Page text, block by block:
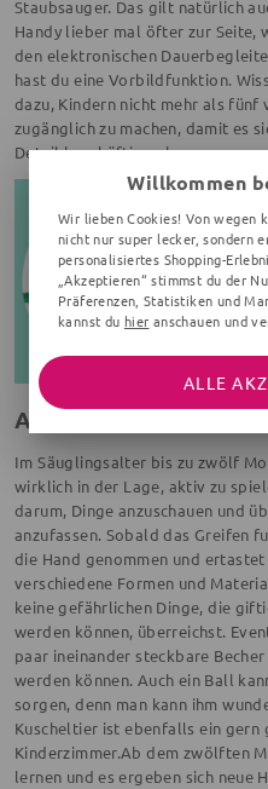
Staubsauger. Das gilt natürlich
Handy lieber mal öfter zur Seite,
den elektronischen
hast du eine Vorbildfunktion.
dazu, Kindern nicht mehr als fünf
zugänglich zu machen, damit es
Detail beschäftigen kann.
Auf das Alter kommt
Im Säuglingsalter bis zu zwölf
wirklich in der Lage, aktiv zu
darum, Dinge anzuschauen und
anzufassen. Sobald das Greifen
die Hand genommen und
verschiedene Formen und
keine gefährlichen Dinge, die
werden können, überreichst.
paar ineinander steckbare
werden können. Auch ein Ball
sorgen, denn man kann ihm
Kuscheltier ist ebenfalls ein gern
Kinderzimmer.Ab dem zwölften
lernen und es ergeben sich neue
Willkommen
Wir lieben Cookies! Von wegen
nicht nur super lecker, sondern
personalisiertes Shopping-
„Akzeptieren“ stimmst du der
Präferenzen, Statistiken und
kannst du hier anschauen und
ALLE